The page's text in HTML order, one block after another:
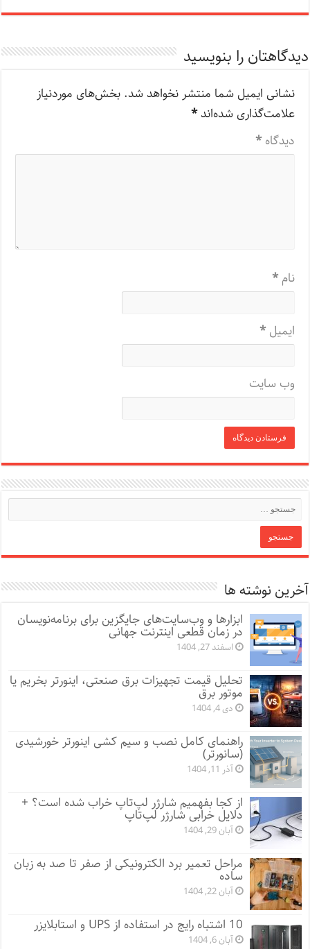
دیدگاهتان را بنویسید
نشانی ایمیل شما منتشر نخواهد شد. بخش‌های موردنیاز
علامت‌گذاری شده‌اند*
دیدگاه*
نام*
ایمیل*
وب‌ سایت
آخرین نوشته ها
ابزارها و وب‌سایت‌های جایگزین برای برنامه‌نویسان
در زمان قطعی اینترنت جهانی
اسفند 27, 1404
تحلیل قیمت تجهیزات برق صنعتی، اینورتر بخریم یا
موتور برق
دی 4, 1404
راهنمای کامل نصب و سیم کشی اینورتر خورشیدی
(سانورتر)
آذر 11, 1404
از کجا بفهمیم شارژر لپ‌تاپ خراب شده است؟ +
دلایل خرابی شارژر لپ‌تاپ
آبان 29, 1404
مراحل تعمیر برد الکترونیکی از صفر تا صد به زبان
ساده
آبان 22, 1404
10 اشتباه رایج در استفاده از UPS و استابلایزر
آبان 6, 1404